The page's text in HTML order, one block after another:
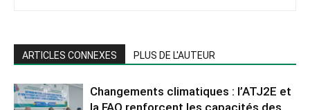
ARTICLES CONNEXES PLUS DE L'AUTEUR
Changements climatiques : l’ATJ2E et